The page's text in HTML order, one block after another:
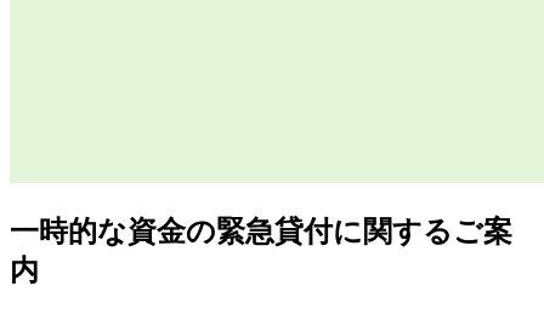
一時的な資金の緊急貸付に関するご案
内